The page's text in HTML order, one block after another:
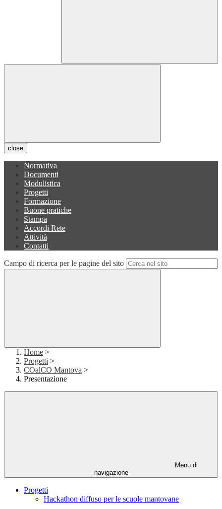
close
Normativa
Documenti
Modulistica
Progetti
Formazione
Buone pratiche
Stampa
Accordi Rete
Attività
Contatti
Campo di ricerca per le pagine del sito
Home >
Progetti >
COalCO Mantova >
Presentazione
Menu di
navigazione
Progetti
Hackathon diffuso per le scuole mantovane